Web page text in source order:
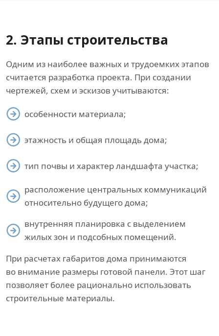
2. Этапы строительства
Одним из наиболее важных и трудоемких этапов
считается разработка проекта. При создании
чертежей, схем и эскизов учитываются:
особенности материала;
этажность и общая площадь дома;
тип почвы и характер ландшафта участка;
расположение центральных коммуникаций
относительно будущего дома;
внутренняя планировка с выделением
жилых зон и подсобных помещений.
При расчетах габаритов дома принимаются
во внимание размеры готовой панели. Этот шаг
позволяет более рационально использовать
строительные материалы.